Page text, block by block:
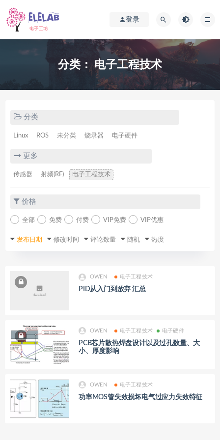
登录
分类：电子工程技术
分类
Linux ROS 未分类 烧录器 电子硬件
更多
传感器 射频(RF) 电子工程技术
价格
全部 免费 付费 VIP免费 VIP优惠
发布日期 修改时间 评论数量 随机 热度
OWEN 电子工程技术
PID从入门到放弃 汇总
OWEN 电子工程技术 电子硬件
PCB芯片散热焊盘设计以及过孔数量、大
小、厚度影响
OWEN 电子工程技术
功率MOS管失效损坏电气过应力失效特征